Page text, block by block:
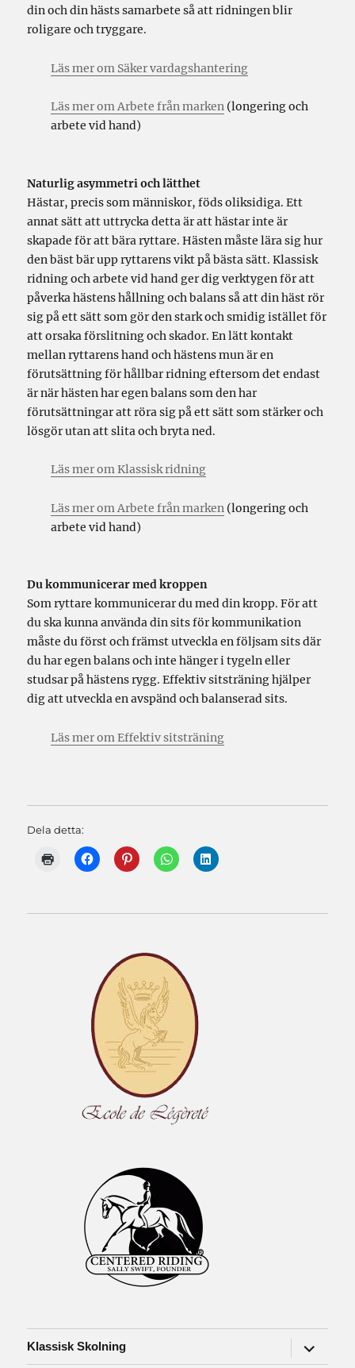
din och din hästs samarbete så att ridningen blir
roligare och tryggare.
Läs mer om Säker vardagshantering
Läs mer om Arbete från marken (longering och
arbete vid hand)
Naturlig asymmetri och lätthet
Hästar, precis som människor, föds oliksidiga. Ett
annat sätt att uttrycka detta är att hästar inte är
skapade för att bära ryttare. Hästen måste lära sig hur
den bäst bär upp ryttarens vikt på bästa sätt. Klassisk
ridning och arbete vid hand ger dig verktygen för att
påverka hästens hållning och balans så att din häst rör
sig på ett sätt som gör den stark och smidig istället för
att orsaka förslitning och skador. En lätt kontakt
mellan ryttarens hand och hästens mun är en
förutsättning för hållbar ridning eftersom det endast
är när hästen har egen balans som den har
förutsättningar att röra sig på ett sätt som stärker och
lösgör utan att slita och bryta ned.
Läs mer om Klassisk ridning
Läs mer om Arbete från marken (longering och
arbete vid hand)
Du kommunicerar med kroppen
Som ryttare kommunicerar du med din kropp. För att
du ska kunna använda din sits för kommunikation
måste du först och främst utveckla en följsam sits där
du har egen balans och inte hänger i tygeln eller
studsar på hästens rygg. Effektiv sitsträning hjälper
dig att utveckla en avspänd och balanserad sits.
Läs mer om Effektiv sitsträning
Dela detta:
Klassisk Skolning